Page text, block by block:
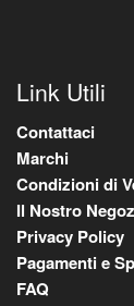
Link Utili
Contattaci
Marchi
Condizioni di
Il Nostro
Privacy Policy
Pagamenti e
FAQ